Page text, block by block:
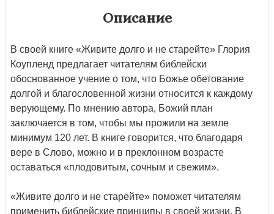
Описание
В своей книге «Живите долго и не старейте» Глория
Коупленд предлагает читателям библейски
обоснованное учение о том, что Божье обетование
долгой и благословенной жизни относится к каждому
верующему. По мнению автора, Божий план
заключается в том, чтобы мы прожили на земле
минимум 120 лет. В книге говорится, что благодаря
вере в Слово, можно и в преклонном возрасте
оставаться «плодовитым, сочным и свежим».
«Живите долго и не старейте» поможет читателям
применить библейские принципы в своей жизни. В